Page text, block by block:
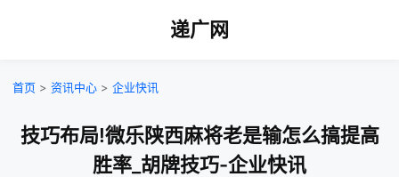
递广网
首页 > 资讯中心 > 企业快讯
技巧布局!微乐陕西麻将老是输怎么搞提高
胜率_胡牌技巧-企业快讯